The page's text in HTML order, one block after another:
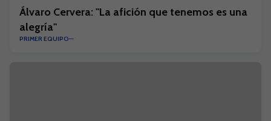
Álvaro Cervera: "La afición que tenemos es una
alegría"
PRIMER EQUIPO